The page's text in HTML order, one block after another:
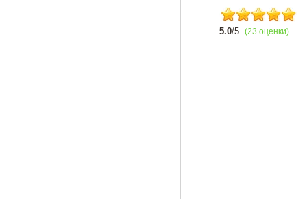
5.0/5 (23 оценки)